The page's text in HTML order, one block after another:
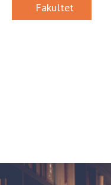
Fakultet